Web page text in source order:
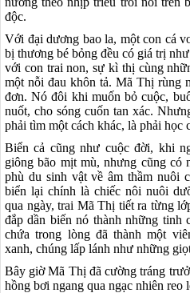
độc.
Với đại dương bao la, một con cá
bị thương bé bỏng đều có giá trị
với con trai non, sự kì thị cùng
một nỗi đau khôn tả. Mã Thị rùng
đơn. Nó đôi khi muốn bỏ cuộc,
nuốt, cho sóng cuốn tan xác.
phải tìm một cách khác, là phải học
Biển cả cũng như cuộc đời, khi
giông bão mịt mù, nhưng cũng có
phù du sinh vật về âm thầm nuôi
biển lại chính là chiếc nôi nuôi
qua ngày, trai Mã Thị tiết ra từng
đắp dần biến nó thành những tinh
chứa trong lòng đã thành một
xanh, chúng lấp lánh như những
Bây giờ Mã Thị đã cường tráng
hồng bơi ngang qua ngạc nhiên reo